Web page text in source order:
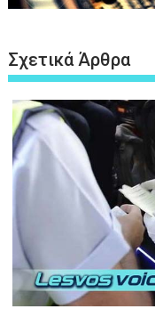
Σχετικά Άρθρα